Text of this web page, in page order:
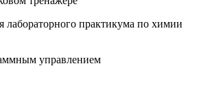
лабораторного практикума по химии
управлением